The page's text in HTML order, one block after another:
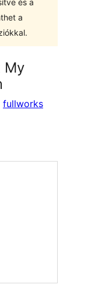
és a
a
My
fullworks